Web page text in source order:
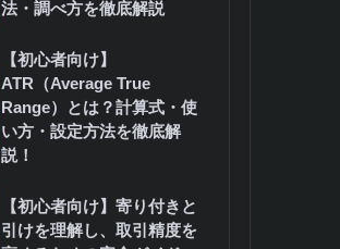
法・調べ方を徹底解説
【初心者向け】
ATR（Average True
Range）とは？計算式・使
い方・設定方法を徹底解
説！
【初心者向け】寄り付きと
引けを理解し、取引精度を